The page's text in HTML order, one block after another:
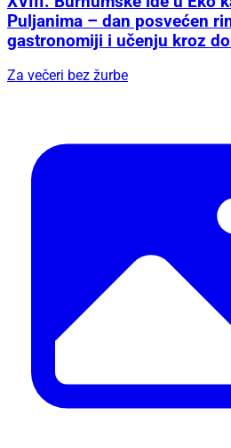
Puljanima – dan posvećen
gastronomiji i učenju kroz
Za večeri bez žurbe